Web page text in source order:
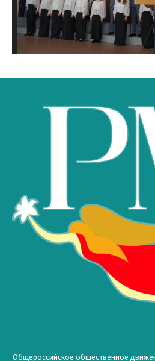
Общероссийское общественное